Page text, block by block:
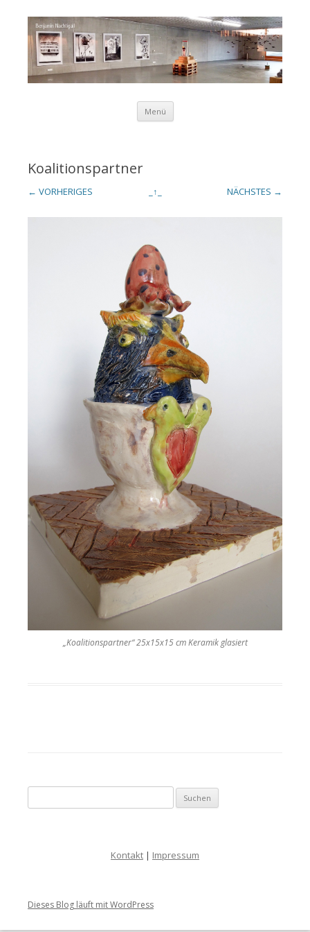
Benjamin
Nachtigall
Menü Zum Inhalt springen
Koalitionspartner
← VORHERIGES NÄCHSTES →
_↑_
„Koalitionspartner“ 25x15x15 cm Keramik glasiert
Kontakt | Impressum
Dieses Blog läuft mit WordPress